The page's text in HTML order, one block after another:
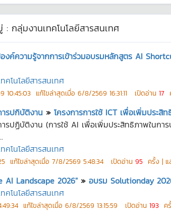
: กลุ่มงานเทคโนโลยีสารสนเทศ
งค์ความรู้จากการเข้าร่วมอบรมหลักสูตร AI
คโนโลยีสารสนเทศ
10:45:03 แก้ไขล่าสุดเมื่อ 6/8/2569 16:31:11 เปิดอ่าน 17
ารปกิบัติงาน » โครงการการใช้ ICT เพื่อเพิ่มประ
ารปฏิบัติงาน (การใช้ AI เพื่อเพิ่มประสิทธิภาพใน
คโนโลยีสารสนเทศ
แก้ไขล่าสุดเมื่อ 7/8/2569 5:48:34 เปิดอ่าน 95 ครั้ง | แ
AI Landscape 2026" » อบรม Solutionday
คโนโลยีสารสนเทศ
แก้ไขล่าสุดเมื่อ 6/8/2569 13:15:59 เปิดอ่าน 193 ค